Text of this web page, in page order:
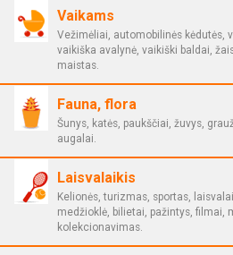
Vaikams
Vežimėliai, automobilinės kėdutės,
vaikiška avalynė, vaikiški baldai,
maistas.
Fauna, flora
Šunys, katės, paukščiai, žuvys,
augalai.
Laisvalaikis
Kelionės, turizmas, sportas,
medžioklė, bilietai, pažintys, filmai,
kolekcionavimas.